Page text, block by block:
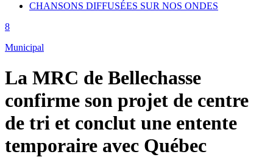
CHANSONS DIFFUSÉES SUR NOS ONDES
Municipal
La MRC de Bellechasse
confirme son projet de centre
de tri et conclut une entente
temporaire avec Québec